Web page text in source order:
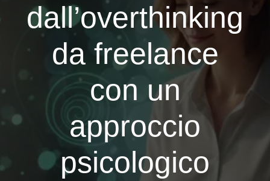
dall’overthinking
da freelance
con un
approccio
psicologico